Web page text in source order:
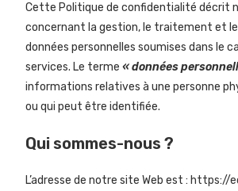
Cette Politique de confidentialité décrit
concernant la gestion, le traitement et
données personnelles soumises dans le
services. Le terme« données
informations relatives à une personne
ou qui peut être identifiée.
Qui sommes-nous ?
L’adresse de notre site Web est : https://